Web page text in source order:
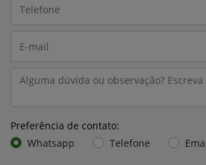
Preferência de contato:
Whatsapp
Telefone